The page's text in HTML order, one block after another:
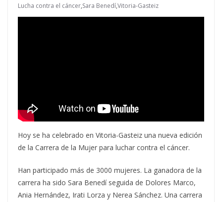
Lucha contra el cáncer,Sara Benedí,Vitoria-Gasteiz
Hoy se ha celebrado en Vitoria-Gasteiz una nueva edición
de la Carrera de la Mujer para luchar contra el cáncer.
Han participado más de 3000 mujeres. La ganadora de la
carrera ha sido Sara Benedí seguida de Dolores Marco,
Ania Hernández, Irati Lorza y Nerea Sánchez. Una carrera